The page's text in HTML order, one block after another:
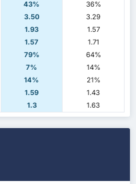
43%
36%
3.50
3.29
1.93
1.57
1.57
1.71
79%
64%
7%
14%
14%
21%
1.59
1.43
1.3 1.63